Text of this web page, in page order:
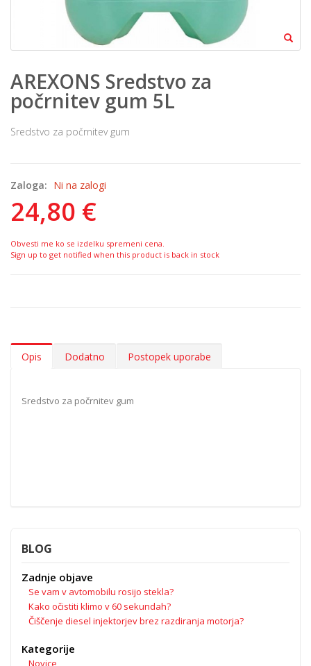
AREXONS Sredstvo za
počrnitev gum 5L
Sredstvo za počrnitev gum
Zaloga: Ni na zalogi
24,80 €
Obvesti me ko se izdelku spremeni cena.
Sign up to get notified when this product is back in stock
Opis Dodatno Postopek uporabe
Sredstvo za počrnitev gum
BLOG
Zadnje objave
Se vam v avtomobilu rosijo stekla?
Kako očistiti klimo v 60 sekundah?
Čiščenje diesel injektorjev brez razdiranja motorja?
Kategorije